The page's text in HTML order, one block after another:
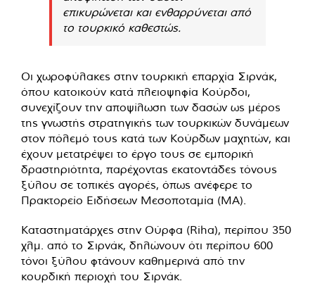
επικυρώνεται και ενθαρρύνεται από
το τουρκικό καθεστώς.
Οι χωροφύλακες στην τουρκική επαρχία Σιρνάκ,
όπου κατοικούν κατά πλειοψηφία Κούρδοι,
συνεχίζουν την αποψίλωση των δασών ως μέρος
της γνωστής στρατηγικής των τουρκικών δυνάμεων
στον πόλεμό τους κατά των Κούρδων μαχητών, και
έχουν μετατρέψει το έργο τους σε εμπορική
δραστηριότητα, παρέχοντας εκατοντάδες τόνους
ξύλου σε τοπικές αγορές, όπως ανέφερε το
Πρακτορείο Ειδήσεων Μεσοποταμία (MA).
Καταστηματάρχες στην Ούρφα (Riha), περίπου 350
χλμ. από το Σιρνάκ, δηλώνουν ότι περίπου 600
τόνοι ξύλου φτάνουν καθημερινά από την
κουρδική περιοχή του Σιρνάκ.